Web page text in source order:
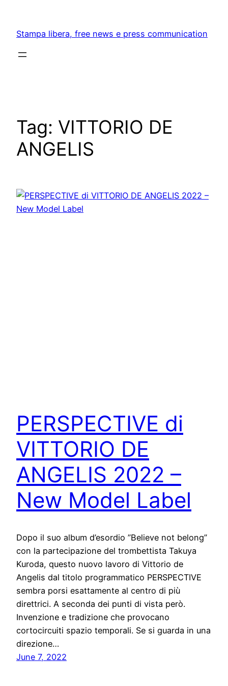
content
Stampa libera, free news e press communication
Tag: VITTORIO DE
ANGELIS
PERSPECTIVE di
VITTORIO DE
ANGELIS 2022 –
New Model Label
Dopo il suo album d’esordio ”Believe not belong”
con la partecipazione del trombettista Takuya
Kuroda, questo nuovo lavoro di Vittorio de
Angelis dal titolo programmatico PERSPECTIVE
sembra porsi esattamente al centro di più
direttrici. A seconda dei punti di vista però.
Invenzione e tradizione che provocano
cortocircuiti spazio temporali. Se si guarda in una
direzione…
June 7, 2022